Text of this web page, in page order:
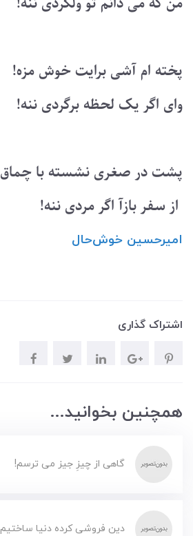
پخته ام آشی برایت خوش مزه!
وای اگر یک لحظه برگردی ننه!
پشت در صغری نشسته با چماق
از سفر بازآ اگر مردی ننه!
امیرحسین ‌خوش‌حال
اشتراک گذاری
همچنین بخوانید...
گاهی از چیزِ جیز می ترسم!
دین فروشی کرده دنیا ساختیم